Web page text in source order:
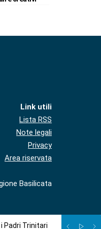
Link utili
Lista RSS
Note legali
Privacy
Area riservata
Basilicata
Padri Trinitari 07/ 08: